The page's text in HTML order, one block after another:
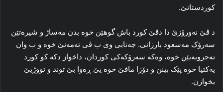
کوردستانێ.
د ڤێ نه‌ورۆزێ دا دڤێ کورد باش گوهێن خوه‌ بدن مه‌ساژ و شیره‌تێن
سه‌رۆک مه‌سعود بارزانی. جه‌نابی وی ب ڤی ته‌مەنێ خوه‌ و ب وان
ته‌جروبه‌یێن خوه‌، وه‌که‌ سه‌رۆکه‌کی کوردان، داخواز دکه‌ کو کورد
یه‌کتیا خوه‌ پێک بینن و دۆزا مافێ خوه‌ یێ ڕه‌وا بێ توند و تووژیێ
بخوازن.